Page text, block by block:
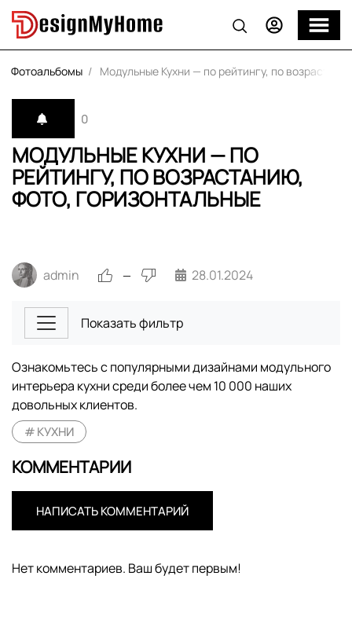
Фотоальбомы Модульные Кухни — по рейтингу, по
МОДУЛЬНЫЕ КУХНИ — ПО
РЕЙТИНГУ, ПО ВОЗРАСТАНИЮ,
ФОТО, ГОРИЗОНТАЛЬНЫЕ
0
admin — 28.01.2024
Показать фильтр
Ознакомьтесь с популярными дизайнами модульного
интерьера кухни среди более чем 10 000 наших
довольных клиентов.
КУХНИ
КОММЕНТАРИИ
НАПИСАТЬ КОММЕНТАРИЙ
Нет комментариев. Ваш будет первым!